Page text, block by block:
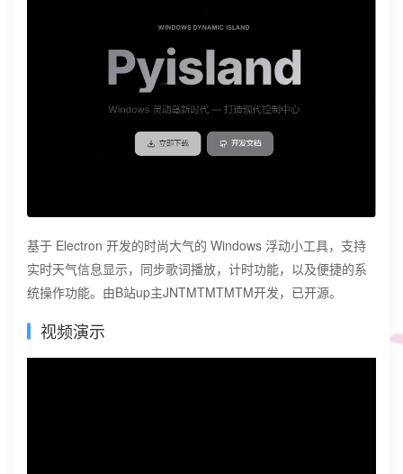
基于 Electron 开发的时尚大气的 Windows 浮动小工具，支持
实时天气信息显示，同步歌词播放，计时功能，以及便捷的系
统操作功能。由B站up主JNTMTMTMTM开发，已开源。
视频演示